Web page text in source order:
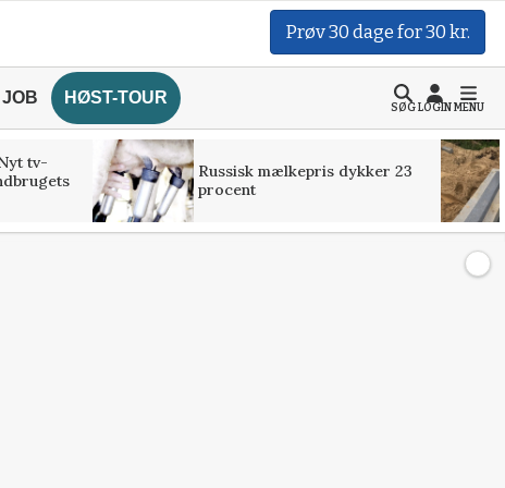
Prøv 30 dage for 30 kr.
JOB HØST-TOUR
SØGLOGINMENU
tv-
Russisk mælkepris dykker 23
procent